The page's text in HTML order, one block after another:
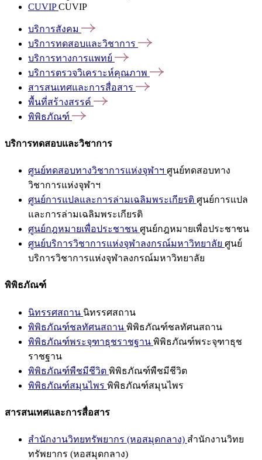
CUVIPCUVIP
บริการสังคม
บริการทดสอบและวิชาการ
บริการทางการแพทย์
บริการตรวจวิเคราะห์คุณภาพ
สารสนเทศและการสื่อสาร
พื้นที่สร้างสรรค์
พิพิธภัณฑ์
บริการทดสอบและวิชาการ
ศูนย์ทดสอบทางวิชาการแห่งจุฬาฯ ศูนย์ทดสอบทาง
วิชาการแห่งจุฬาฯ
ศูนย์การแปลและการล่ามเฉลิมพระเกียรติ ศูนย์การแปล
และการล่ามเฉลิมพระเกียรติ
ศูนย์กฎหมายเพื่อประชาชน ศูนย์กฎหมายเพื่อประชาชน
ศูนย์บริการวิชาการแห่งจุฬาลงกรณ์มหาวิทยาลัย ศูนย์
บริการวิชาการแห่งจุฬาลงกรณ์มหาวิทยาลัย
พิพิธภัณฑ์
นิทรรศสถาน นิทรรศสถาน
พิพิธภัณฑ์ชลทัศนสถาน พิพิธภัณฑ์ชลทัศนสถาน
พิพิธภัณฑ์พระจุฑาธุชราชฐาน พิพิธภัณฑ์พระจุฑาธุช
ราชฐาน
พิพิธภัณฑ์พืชมีชีวิต พิพิธภัณฑ์พืชมีชีวิต
พิพิธภัณฑ์สมุนไพร พิพิธภัณฑ์สมุนไพร
สารสนเทศและการสื่อสาร
สำนักงานวิทยทรัพยากร (หอสมุดกลาง) สำนักงานวิทย
ทรัพยากร (หอสมุดกลาง)